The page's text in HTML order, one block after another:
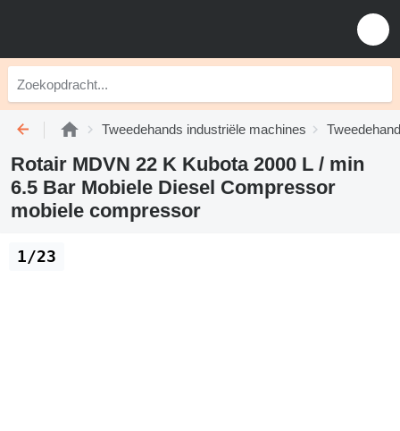
Tweedehands industriële machines
Rotair MDVN 22 K Kubota 2000 L / min
6.5 Bar Mobiele Diesel Compressor
mobiele compressor
1/23